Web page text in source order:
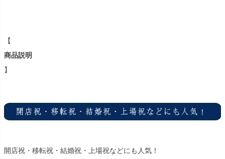
【
商品説明
】
開店祝・移転祝・結婚祝・上場祝などにも人気！